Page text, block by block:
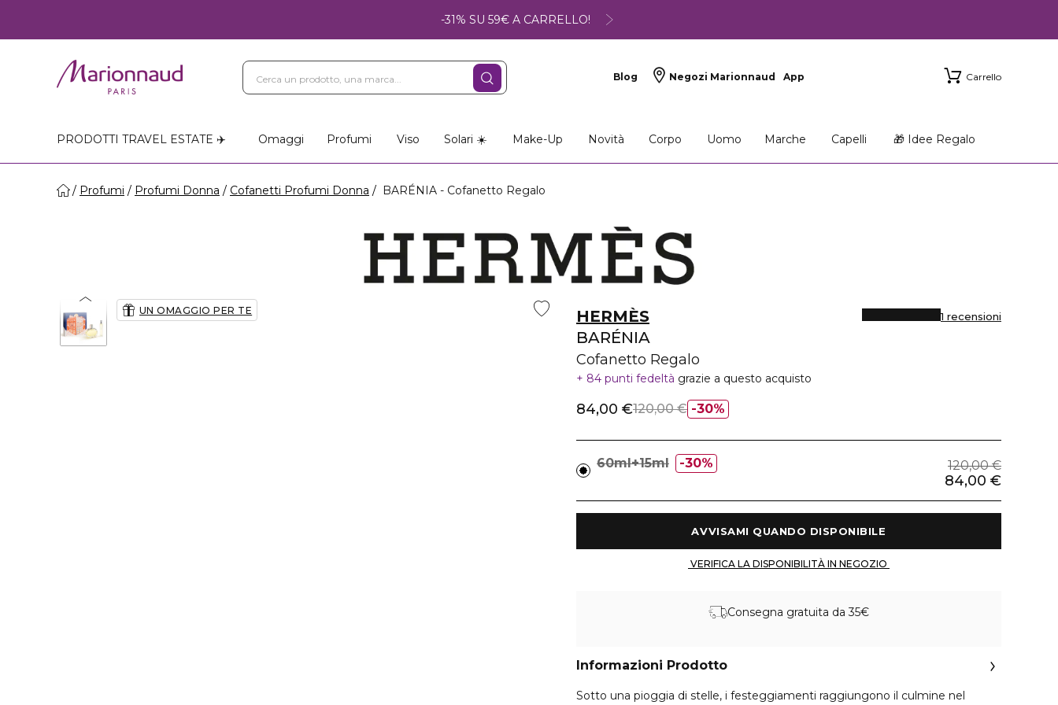
-31% SU 59€ A CARRELLO!
Blog Negozi Marionnaud App Carrello
PRODOTTI TRAVEL ESTATE ✈️ Omaggi Profumi Viso Solari ☀️ Make-Up Novità Corpo Uomo Marche Capelli 🎁 Idee Regalo
Profumi Profumi Donna Cofanetti Profumi Donna BARÉNIA - Cofanetto Regalo
UN OMAGGIO PER TE
HERMÈS
BARÉNIA
Cofanetto Regalo
1 recensioni
84 punti fedeltà grazie a questo acquisto
30%
84,00 €120,00 €
60ml+15ml 30% 120,00 €
84,00 €
Consegna gratuita da 35€
Informazioni Prodotto
Sotto una pioggia di stelle, i festeggiamenti raggiungono il culmine nel